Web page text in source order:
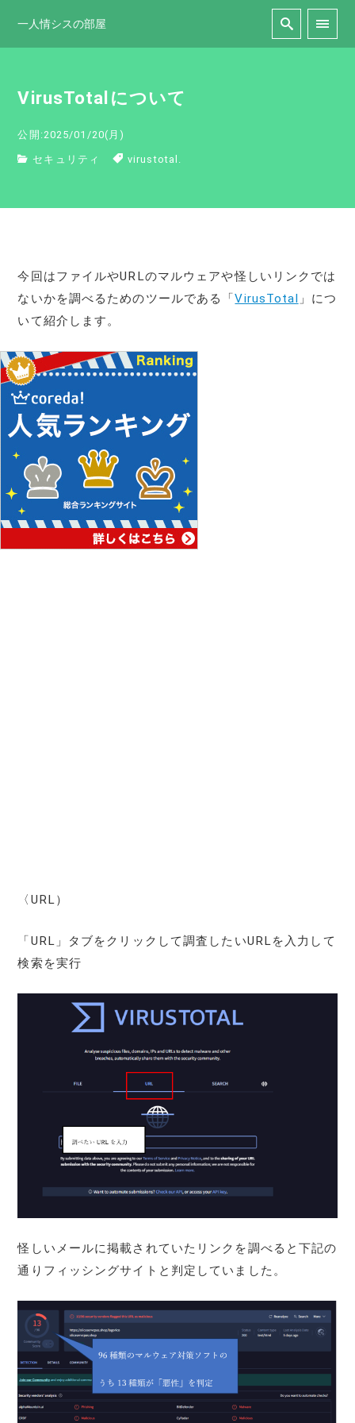
一人情シスの部屋
VirusTotalについて
公開:2025/01/20(月)
セキュリティ virustotal.
今回はファイルやURLのマルウェアや怪しいリンクでは
ないかを調べるためのツールである「VirusTotal 」につ
いて紹介します。
〈URL）
「URL」タブをクリックして調査したいURLを入力して
検索を実行
怪しいメールに掲載されていたリンクを調べると下記の
通りフィッシングサイトと判定していました。